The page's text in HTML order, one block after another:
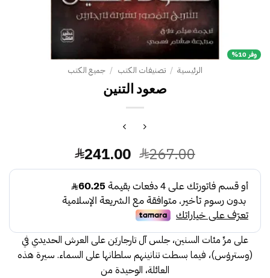
وفر 10%
الرئيسية / تصنيفات الكتب / جميع الكتب
صعود التنين
267.00 السعر
الأصلي
هو:
267.00.
241.00 السعر
الحالي
هو:
241.00.
على مرِّ مئات السنين، جلس آل تارجاريَن على العرش الحديدي في
(وستروٰس)، فيما بسطت تنانينهم سلطانها على السماء. سيرة هذه
العائلة، الوحيدة من